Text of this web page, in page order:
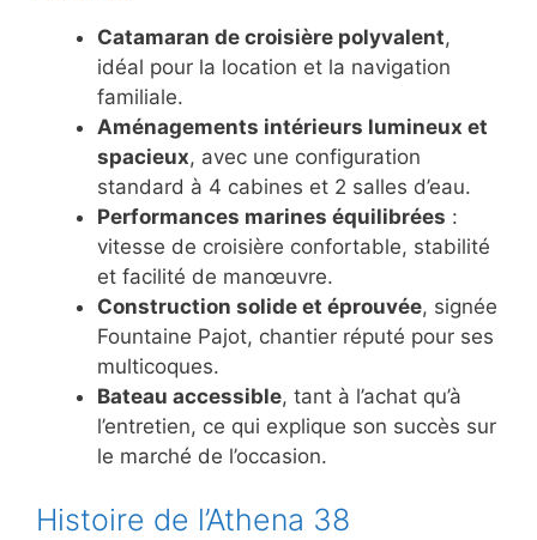
Catamaran de croisière polyvalent,
idéal pour la location et la navigation
familiale.
Aménagements intérieurs lumineux et
spacieux, avec une configuration
standard à 4 cabines et 2 salles d’eau.
Performances marines équilibrées :
vitesse de croisière confortable, stabilité
et facilité de manœuvre.
Construction solide et éprouvée, signée
Fountaine Pajot, chantier réputé pour ses
multicoques.
Bateau accessible, tant à l’achat qu’à
l’entretien, ce qui explique son succès sur
le marché de l’occasion.
Histoire de l’Athena 38